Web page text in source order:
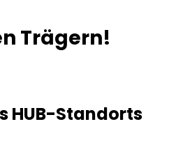
Trägern!
HUB-Standorts